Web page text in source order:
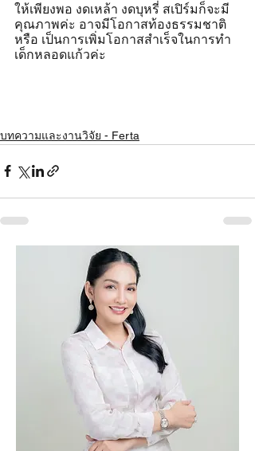
ให้เพียงพอ งดเหล้า งดบุหรี่ สเปิร์มก็จะมี
คุณภาพค่ะ อาจมีโอกาสท้องธรรมชาติ
หรือ เป็นการเพิ่มโอกาสสำเร็จในการทำ
เด็กหลอดแก้วค่ะ
บทความและงานวิจัย - Ferta